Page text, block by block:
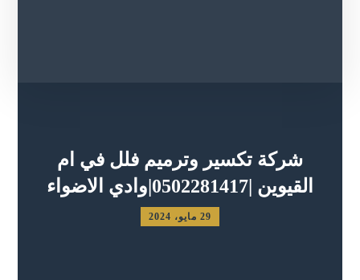
شركة تكسير وترميم فلل في ام
القيوين |0502281417|وادي الاضواء
29 مايو، 2024